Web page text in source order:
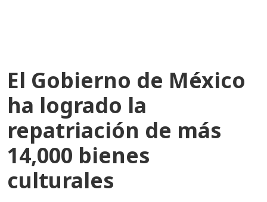
El Gobierno de México
ha logrado la
repatriación de más
14,000 bienes
culturales